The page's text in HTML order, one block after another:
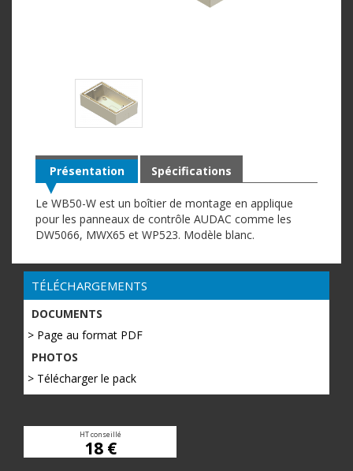
Présentation
Le WB50-W est un boîtier de montage en applique
pour les panneaux de contrôle AUDAC comme les
DW5066, MWX65 et WP523. Modèle blanc.
Spécifications
TÉLÉCHARGEMENTS
DOCUMENTS
> Page au format PDF
PHOTOS
> Télécharger le pack
HT conseillé
18 €